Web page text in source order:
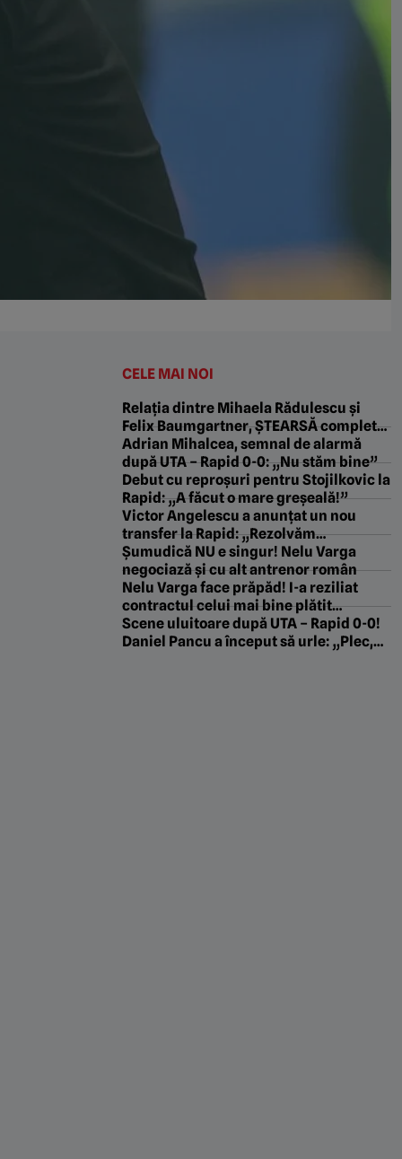
CELE MAI NOI
Relația dintre Mihaela Rădulescu și
Felix Baumgartner, ȘTEARSĂ complet
din biografia campionului! „Nu vrea ca
lumea să știe că a iubit fata din
România!”
Adrian Mihalcea, semnal de alarmă
după UTA – Rapid 0-0: „Nu stăm bine”
Debut cu reproșuri pentru Stojilkovic la
Rapid: „A făcut o mare greșeală!”
Victor Angelescu a anunțat un nou
transfer la Rapid: „Rezolvăm
săptămâna viitoare”
Şumudică NU e singur! Nelu Varga
negociază şi cu alt antrenor român
Nelu Varga face prăpăd! I-a reziliat
contractul celui mai bine plătit
fotbalist de la CFR Cluj
Scene uluitoare după UTA – Rapid 0-0!
Daniel Pancu a început să urle: „Plec,